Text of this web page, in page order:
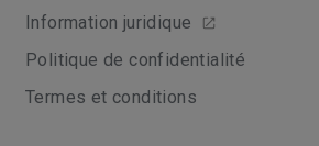
Information juridique
Politique de confidentialité
Termes et conditions